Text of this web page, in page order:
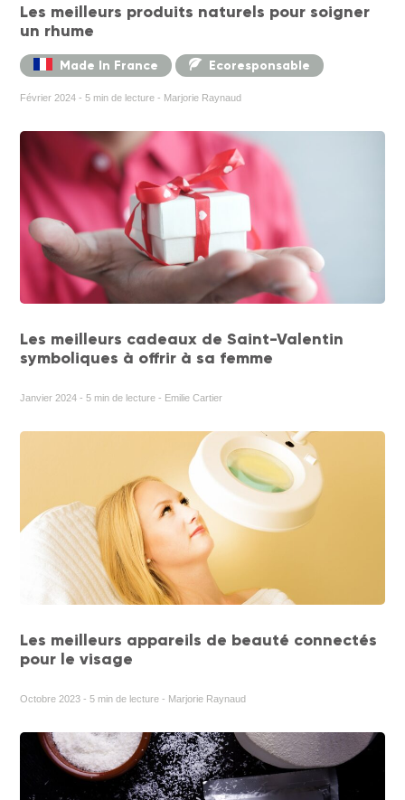
Les meilleurs produits naturels pour soigner
un rhume
Made In France Ecoresponsable
Février 2024 - 5 min de lecture - Marjorie Raynaud
Les meilleurs cadeaux de Saint-Valentin
symboliques à offrir à sa femme
Janvier 2024 - 5 min de lecture - Emilie Cartier
Les meilleurs appareils de beauté connectés
pour le visage
Octobre 2023 - 5 min de lecture - Marjorie Raynaud